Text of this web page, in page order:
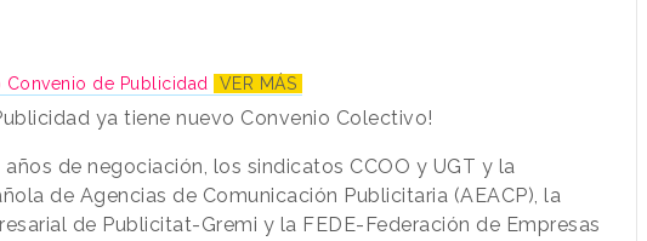
Convenio de Publicidad VER MÁS
ya tiene nuevo Convenio Colectivo!
años de negociación, los sindicatos CCOO y UGT y la
de Agencias de Comunicación Publicitaria (AEACP), la
de Publicitat-Gremi y la FEDE-Federación de Empresas